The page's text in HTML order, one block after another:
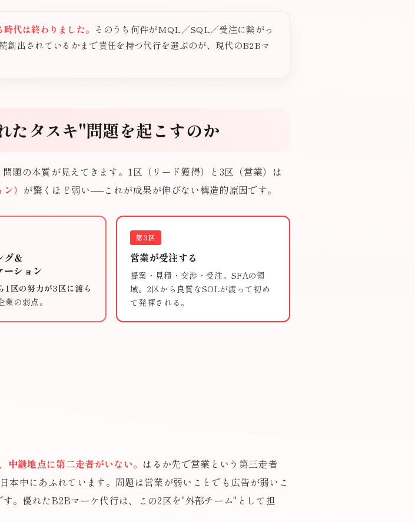
代は終わりました。 そのうち何件がMQL／SQL／受注に繋がっ
出されているかまで責任を持つ代行を選ぶのが、現代のB2Bマ
たタスキ"問題を起こすのか
問題の本質が見えてきます。1区（リード獲得）と3区（営業）は
） が驚くほど弱い──これが成果が伸びない構造的原因です。
グ＆
ーション
1区の努力が3区に渡ら
業の弱点。
第3区
営業が受注する
提案・見積・交渉・受注。SFAの領
域。2区から良質なSOLが渡って初め
て発揮される。
中継地点に第二走者がいない。 はるか先で営業という第三走者
中にあふれています。問題は営業が弱いことでも広告が弱いこ
す。優れたB2Bマーケ代行は、この2区を"外部チーム"として担